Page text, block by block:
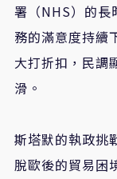
署（NHS）的長
務的滿意度持續
大打折扣，民調
滑。
斯塔默的執政挑
脫歐後的貿易困